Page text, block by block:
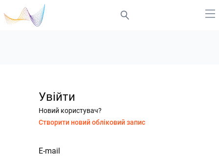
Увійти
Новий користувач?
Створити новий обліковий запис
E-mail